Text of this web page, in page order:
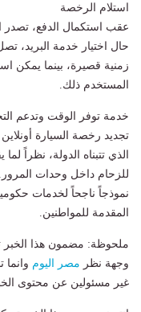
استلام الرخصة
عقب استكمال الدفع، تصدر
حال اختيار خدمة البريد،
زمنية قصيرة، بينما يمكن
المستخدم ذلك.
خدمة توفر الوقت وتدعم
تجديد رخصة السيارة
الذي تتبناه الدولة، نظراً
للزحام داخل وحدات المرور.
نموذجاً ناجحاً لخدمات
المقدمة للمواطنين.
ملحوظة: مضمون هذا الخبر
وجهة نظر مصر اليوم
غير مسئولين عن محتوى